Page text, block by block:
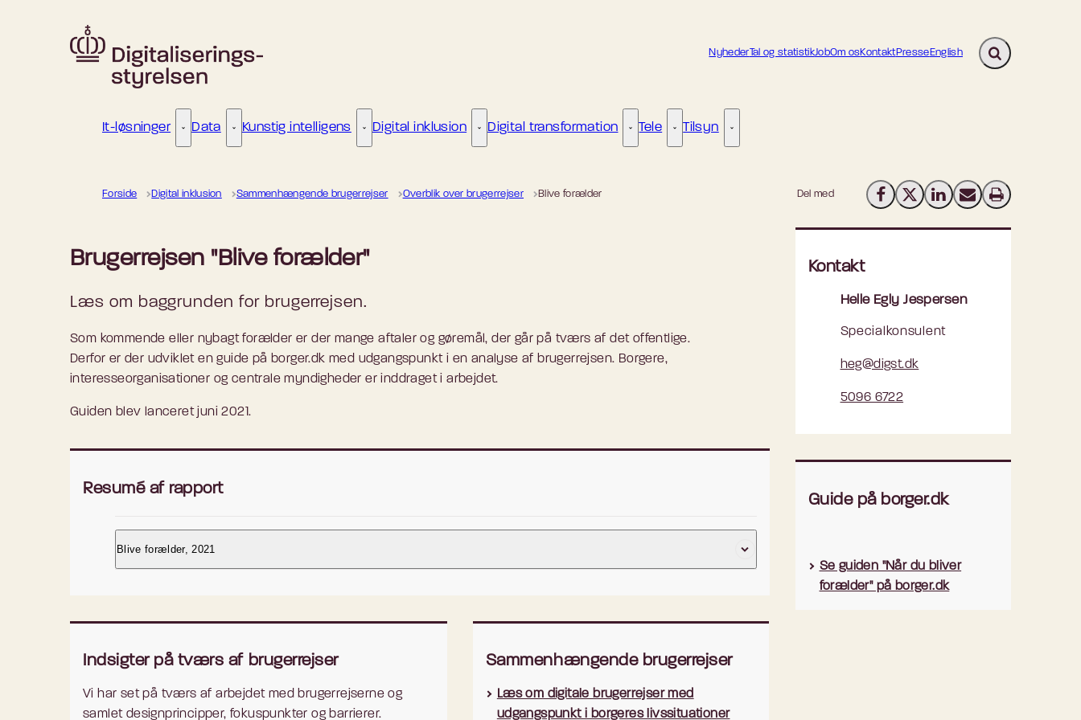
NyhederTal og statistikJobOm osKontaktPresseEnglish Fold søgefelt ud
It-løsninger It-løsninger - Flere links
Data Data - Flere links
Kunstig intelligens Kunstig intelligens - Flere links
Digital inklusion Digital inklusion - Flere links
Digital transformation Digital transformation - Flere links
Tele Tele - Flere links
Tilsyn Tilsyn - Flere links
Forside Digital inklusion Sammenhængende brugerrejser Overblik over brugerrejser Blive forælder Del med Del på Facebook
Del på X (Twitter)
Del på LinkedIn
Send email
Print
Brugerrejsen "Blive forælder"
Læs om baggrunden for brugerrejsen.
Som kommende eller nybagt forælder er der mange aftaler og gøremål, der går på tværs af det offentlige.
Derfor er der udviklet en guide på borger.dk med udgangspunkt i en analyse af brugerrejsen. Borgere,
interesseorganisationer og centrale myndigheder er inddraget i arbejdet.
Guiden blev lanceret juni 2021.
Resumé af rapport
Blive forælder, 2021
Resumé
forælder”.
Indsigter på tværs af brugerrejser
Vi har set på tværs af arbejdet med brugerrejserne og
samlet designprincipper, fokuspunkter og barrierer.
Sammenhængende brugerrejser
Læs om digitale brugerrejser med
udgangspunkt i borgeres livssituationer
Kontakt
Helle Egly Jespersen
Specialkonsulent
heg@digst.dk
5096 6722
Guide på borger.dk
Se guiden "Når du bliver
forælder" på borger.dk